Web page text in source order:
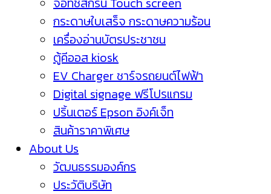
กระดาษใบเสร็จ กระดาษความร้อน
เครื่องอ่านบัตรประชาชน
ตู้คีออส kiosk
EV Charger ชาร์จรถยนต์ไฟฟ้า
Digital signage ฟรีโปรแกรม
ปริ้นเตอร์ Epson อิงค์เจ็ท
สินค้าราคาพิเศษ
About Us
วัฒนธรรมองค์กร
ประวัติบริษัท